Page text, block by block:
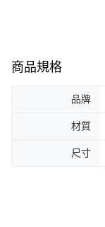
商品規格
品牌
材質
尺寸